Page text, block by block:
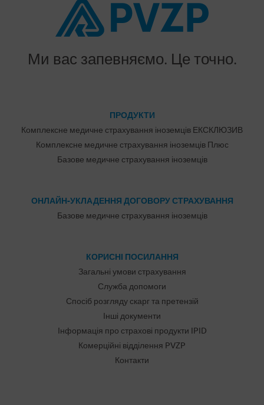
Ми вас запевняємо. Це точно.
ПРОДУКТИ
Комплексне медичне страхування іноземців ЕКСКЛЮЗИВ
Комплексне медичне страхування іноземців Плюс
Базове медичне страхування іноземців
ОНЛАЙН-УКЛАДЕННЯ ДОГОВОРУ СТРАХУВАННЯ
Базове медичне страхування іноземців
КОРИСНІ ПОСИЛАННЯ
Загальні умови страхування
Служба допомоги
Спосіб розгляду скарг та претензій
Інші документи
Інформація про страхові продукти IPID
Комерційні відділення PVZP
Контакти